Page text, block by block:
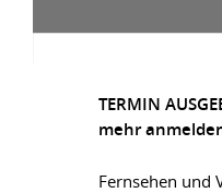
TERMIN
mehr
Fernsehen und